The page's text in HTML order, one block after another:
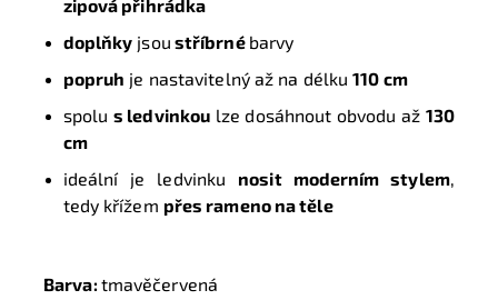
zipová přihrádka
doplňky jsou stříbrné barvy
popruh je nastavitelný až na délku110 cm
spolu s ledvinkou lze dosáhnout obvodu až 130
cm
ideální je ledvinku nosit moderním stylem,
tedy křížem přes rameno na těle
Barva:tmavěčervená